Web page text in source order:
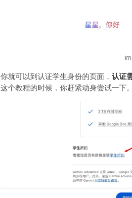
你就可以到认证学生身份的页面，认证
这个教程的时候，你赶紧动身尝试一下。